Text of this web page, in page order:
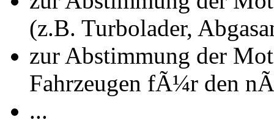
(z.B. Turbolader,
zur Abstimmung der
Fahrzeugen fÃ¼r den
...